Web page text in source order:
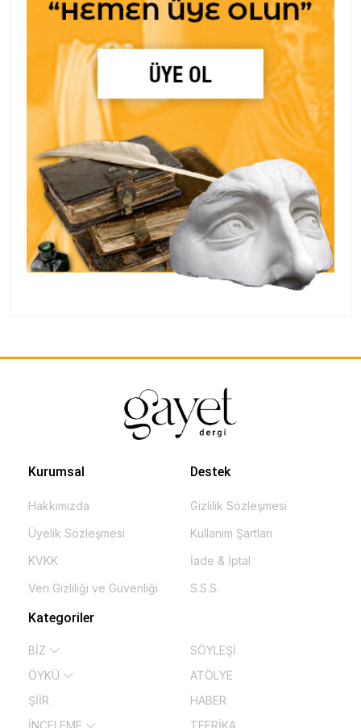
Kurumsal
Hakkımızda
Üyelik Sözleşmesi
KVKK
Veri Gizliliği ve Güvenliği
Destek
Gizlilik Sözleşmesi
Kullanım Şartları
İade & İptal
S.S.S.
Kategoriler
BİZ
ÖYKÜ
ŞİİR
İNCELEME
SÖYLEŞİ
ATÖLYE
HABER
TEFRİKA